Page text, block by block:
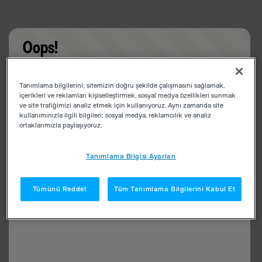
Oops!
app
Tanımlama bilgilerini; sitemizin doğru şekilde çalışmasını sağlamak,
içerikleri ve reklamları kişiselleştirmek, sosyal medya özellikleri sunmak
ve site trafiğimizi analiz etmek için kullanıyoruz. Aynı zamanda site
kullanımınızla ilgili bilgileri; sosyal medya, reklamcılık ve analiz
ortaklarımızla paylaşıyoruz.
Tanımlama Bilgisi Ayarları
Tümünü Reddet Tüm Tanımlama Bilgilerini Kabul Et